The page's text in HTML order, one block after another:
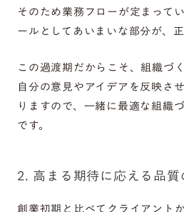
そのため業務フローが定まって
ールとしてあいまいな部分が、
この過渡期だからこそ、組織づ
自分の意見やアイデアを反映さ
りますので、一緒に最適な組織
です。
2. 高まる期待に応える品